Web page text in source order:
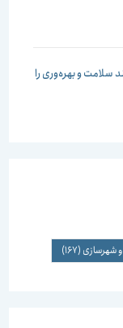
و بهره‌وری را
(167)